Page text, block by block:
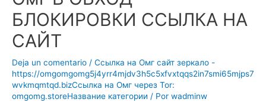
БЛОКИРОВКИ ССЫЛКА НА
САЙТ
Deja un comentario / Ссылка на Омг сайт зеркало -
https://omgomgomg5j4yrr4mjdv3h5c5xfvxtqqs2in7smi65mjps7
wvkmqmtqd.bizСсылка на Омг через Tor:
omgomg.storeНазвание категории / Por wadminw